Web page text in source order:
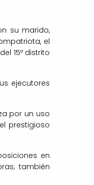
su marido,
el
15º distrito
ejecutores
por un uso
prestigioso
en
también